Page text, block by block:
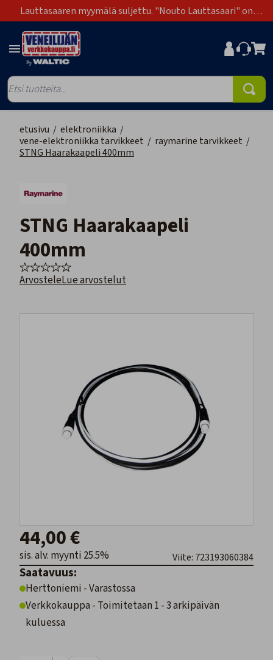
Lauttasaaren myymälä suljettu. "Nouto Lauttasaari" on
poistunut toimitustapavaihtoehdoista.
etusivu / elektroniikka /
vene-elektroniikka tarvikkeet / raymarine tarvikkeet /
STNG Haarakaapeli 400mm
STNG Haarakaapeli
400mm
ArvosteleLue arvostelut
44,00 €
sis. alv. myynti 25.5% Viite: 723193060384
Saatavuus:
Herttoniemi - Varastossa
Verkkokauppa - Toimitetaan 1 - 3 arkipäivän
kuluessa